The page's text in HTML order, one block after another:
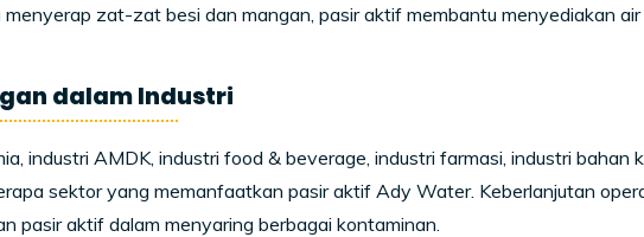
zat-zat besi dan mangan, pasir aktif membantu menyediakan
dalam Industri
industri AMDK, industri food & beverage, industri farmasi, industri bahan
sektor yang memanfaatkan pasir aktif Ady Water. Keberlanjutan
pasir aktif dalam menyaring berbagai kontaminan.